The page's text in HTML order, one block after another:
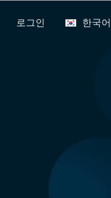
로그인 한국어